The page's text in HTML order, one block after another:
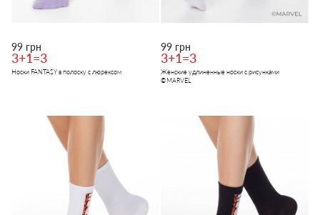
99 грн
3+1=3
Носки FANTASY в полоску с люрексом
99 грн
3+1=3
Женские удлиненные носки с рисунками
©MARVEL